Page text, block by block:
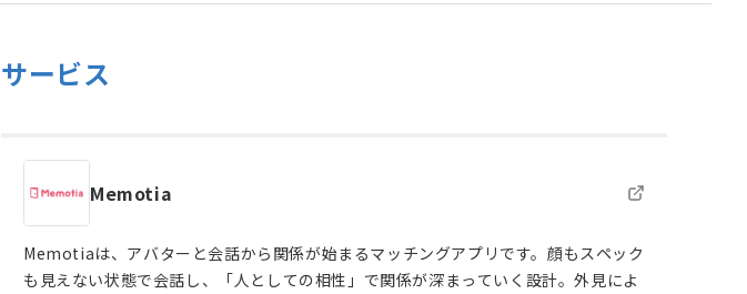
サービス
Memotia
Memotiaは、アバターと会話から関係が始まるマッチングアプリです。顔もスペック
も見えない状態で会話し、「人としての相性」で関係が深まっていく設計。外見によ